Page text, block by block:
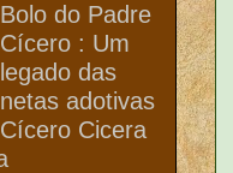
Bolo do Padre
Cícero : Um
legado das
netas adotivas
Cicera